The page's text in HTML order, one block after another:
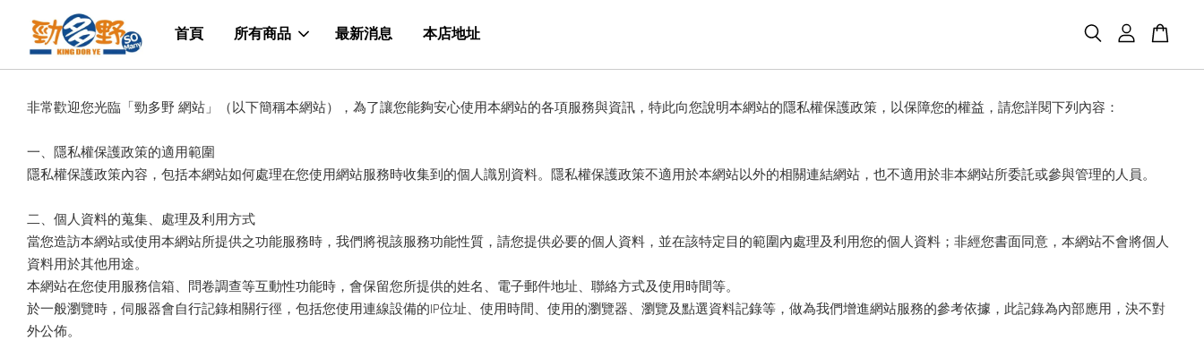
首頁 所有商品 最新消息 本店地址
非常歡迎您光臨「勁多野 網站」（以下簡稱本網站），為了讓您能夠安心使用本網站的各項服務與資訊，特此向您說明本網站的隱私權保護政策，以保障您的權益，請您詳閱下列內容：
一、隱私權保護政策的適用範圍
隱私權保護政策內容，包括本網站如何處理在您使用網站服務時收集到的個人識別資料。隱私權保護政策不適用於本網站以外的相關連結網站，也不適用於非本網站所委託或參與管理的人員。
二、個人資料的蒐集、處理及利用方式
當您造訪本網站或使用本網站所提供之功能服務時，我們將視該服務功能性質，請您提供必要的個人資料，並在該特定目的範圍內處理及利用您的個人資料；非經您書面同意，本網站不會將個人
資料用於其他用途。
本網站在您使用服務信箱、問卷調查等互動性功能時，會保留您所提供的姓名、電子郵件地址、聯絡方式及使用時間等。
於一般瀏覽時，伺服器會自行記錄相關行徑，包括您使用連線設備的IP位址、使用時間、使用的瀏覽器、瀏覽及點選資料記錄等，做為我們增進網站服務的參考依據，此記錄為內部應用，決不對
外公佈。